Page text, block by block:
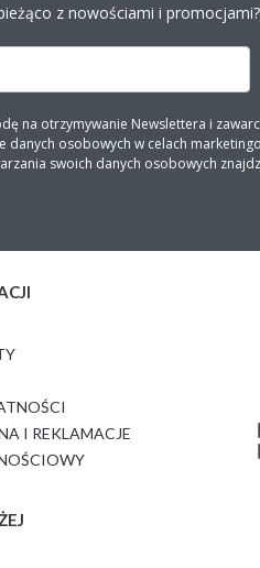
z nowościami i
na otrzymywanie Newslettera i
danych osobowych w celach
swoich danych osobowych
I REKLAMACJE